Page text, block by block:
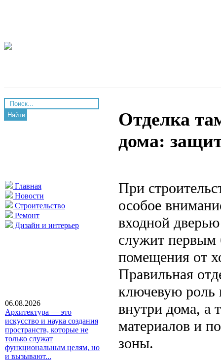
Найти
Главная
Новости
Строительство
Ремонт
Дизайн и интерьер
06.08.2026
Архитектура — это
искусство и наука создания
пространств, которые не
только служат
функциональным целям, но
и вызывают...
Отделка
дома:
При
особое
входной
служит первым
помещения от
Правильная
ключевую роль
внутри дома, а
материалов и
зоны.